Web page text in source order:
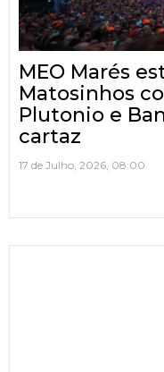
MEO Marés
Matosinhos
Plutonio e
cartaz
17 de Julho, 2026, 08:00